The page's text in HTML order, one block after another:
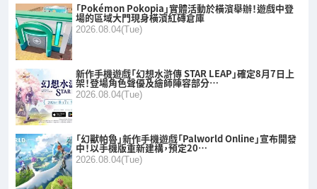
「Pokémon Pokopia」實體活動於橫濱舉辦！遊戲中登
場的區域大門現身橫濱紅磚倉庫
2026.08.04(Tue)
新作手機遊戲「幻想水滸傳 STAR LEAP」確定8月7日上
架！登場角色聲優及繪師陣容部分…
2026.08.04(Tue)
「幻獸帕魯」新作手機遊戲「Palworld Online」宣布開發
中！以手機版重新建構，預定20…
2026.08.04(Tue)